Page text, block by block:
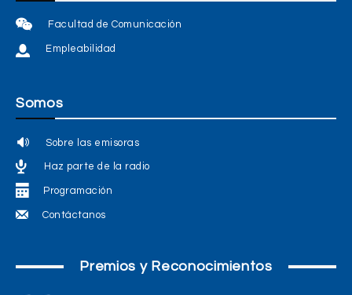
Facultad de Comunicación
Empleabilidad
Somos
Sobre las emisoras
Haz parte de la radio
Programación
Contáctanos
Premios y Reconocimientos